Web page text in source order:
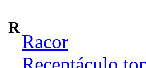
R
Racor